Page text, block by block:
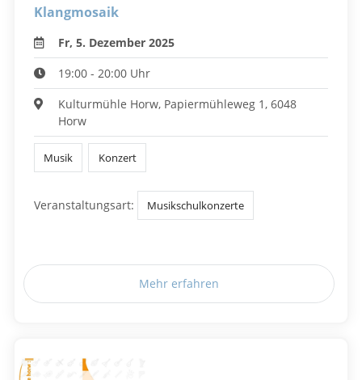
Klangmosaik
Fr, 5. Dezember 2025
19:00 - 20:00 Uhr
Kulturmühle Horw, Papiermühleweg 1, 6048
Horw
Musik Konzert
Veranstaltungsart: Musikschulkonzerte
Mehr erfahren